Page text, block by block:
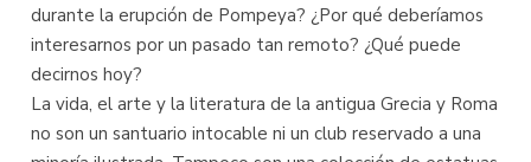
durante la erupción de Pompeya? ¿Por qué deberíamos
interesarnos por un pasado tan remoto? ¿Qué puede
decirnos hoy?
La vida, el arte y la literatura de la antigua Grecia y Roma
no son un santuario intocable ni un club reservado a una